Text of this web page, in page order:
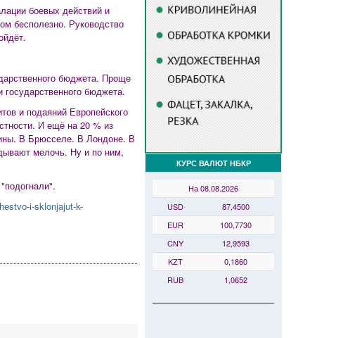
боевых действий и
бесполезно. Руководство
бюджета. Проще
бюджета.
и подаяний Европейского
И ещё на 20 % из
В Брюсселе. В Лондоне. В
мелочь. Ну и по ним,
i-sklonjajut-k-
КУРС ВАЛЮТ НБКР
На 08.08.2026
USD
87,4500
EUR
100,7730
CNY
12,9593
KZT
0,1860
RUB
1,0652